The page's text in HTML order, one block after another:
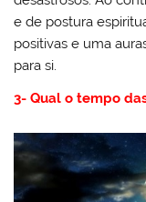
e de postura
positivas e uma
para si.
3- Qual o tempo